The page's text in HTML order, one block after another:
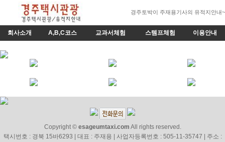
경주토박이 주재용기사의 유적지안내~
회사소개 A,B,C코스 교과서체험 스템프체험 이용안내
Copyright © esageumtaxi.com All rights reserved.
택시번호 : 경북 15바6293 | 대표 : 주재용 | 사업자등록번호 : 505-11-35747 | 주소 :